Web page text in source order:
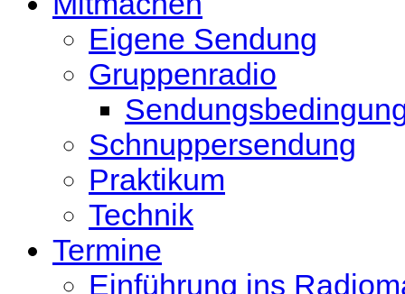
Eigene Sendung
Gruppenradio
Schnuppersendung
Praktikum
Technik
Termine
Einführung ins